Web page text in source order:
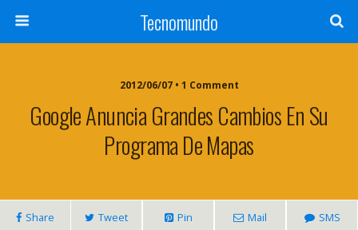
Tecnomundo
2012/06/07 • 1 Comment
Google Anuncia Grandes Cambios En Su
Programa De Mapas
Share Tweet Pin Mail SMS